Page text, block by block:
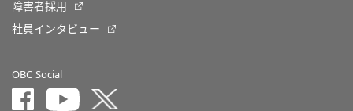
障害者採用
社員インタビュー
OBC Social